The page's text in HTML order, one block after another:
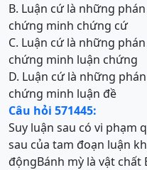
B. Luận cứ là những
chứng minh chứng cứ
C. Luận cứ là những
chứng minh luận chứng
D. Luận cứ là những
chứng minh luận đề
Câu hỏi 571445:
Suy luận sau có vi phạm
sau của tam đoạn luận
độngBánh mỳ là vật chất